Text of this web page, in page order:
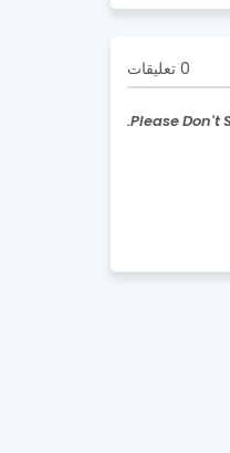
0 تعليقات